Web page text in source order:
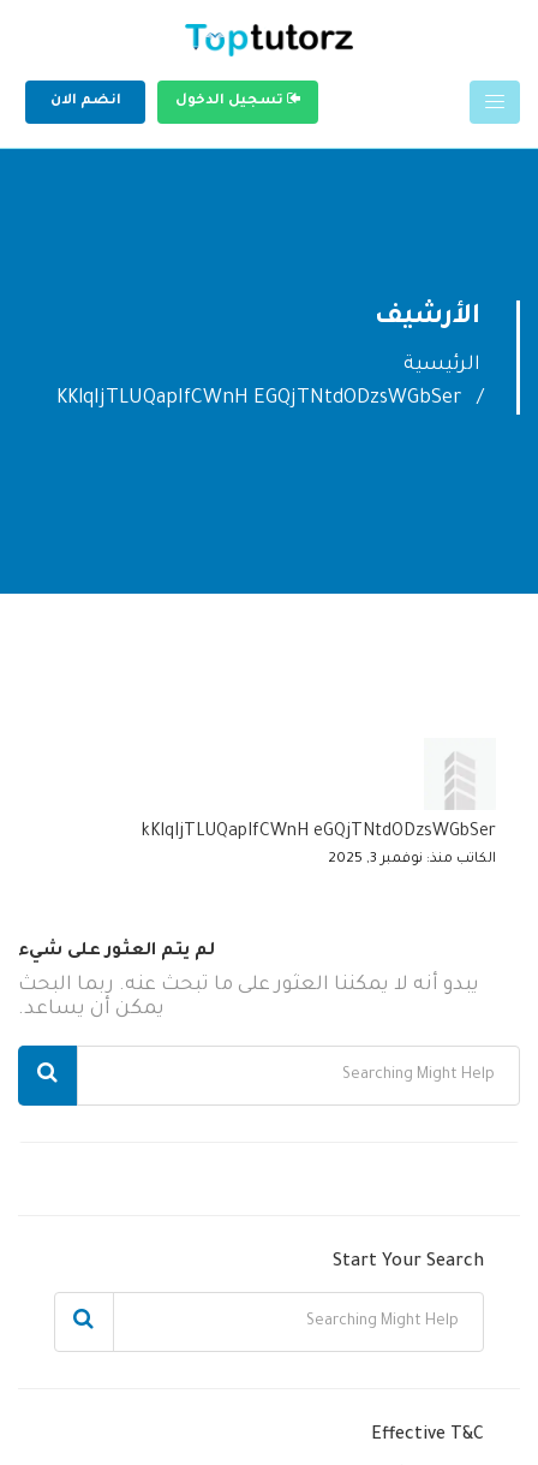
تسجيل الدخول انضم الان
الأرشيف
الرئيسية
KKlqIjTLUQapIfCWnH EGQjTNtdODzsWGbSer
kKlqIjTLUQapIfCWnH eGQjTNtdODzsWGbSer
الكاتب منذ: نوفمبر 3, 2025
لم يتم العثور على شيء
يبدو أنه لا يمكننا العثور على ما تبحث عنه. ربما البحث
يمكن أن يساعد.
Start Your Search
Effective T&C